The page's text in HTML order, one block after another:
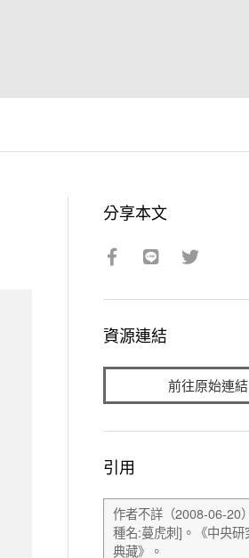
分享本文
資源連結
前往原始連結
引用